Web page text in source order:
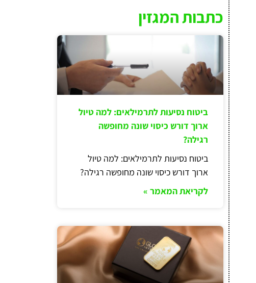
כתבות המגזין
ביטוח נסיעות לתרמילאים: למה טיול
ארוך דורש כיסוי שונה מחופשה
רגילה?
ביטוח נסיעות לתרמילאים: למה טיול
ארוך דורש כיסוי שונה מחופשה רגילה?
לקריאת המאמר »